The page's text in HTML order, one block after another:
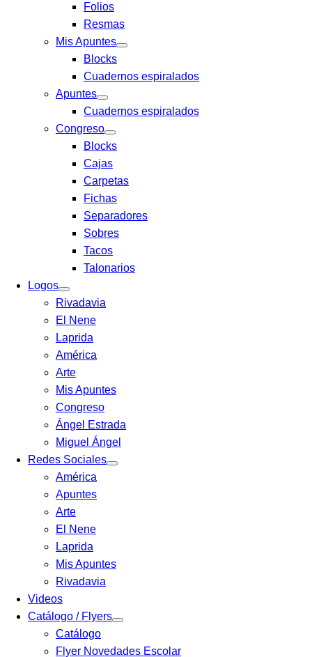
Folios
Resmas
Mis Apuntes
Blocks
Cuadernos espiralados
Apuntes
Cuadernos espiralados
Congreso
Blocks
Cajas
Carpetas
Fichas
Separadores
Sobres
Tacos
Talonarios
Logos
Rivadavia
El Nene
Laprida
América
Arte
Mis Apuntes
Congreso
Ángel Estrada
Miguel Ángel
Redes Sociales
América
Apuntes
Arte
El Nene
Laprida
Mis Apuntes
Rivadavia
Videos
Catálogo / Flyers
Catálogo
Flyer Novedades Escolar